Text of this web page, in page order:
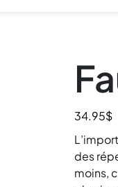
34.95$
des
moins,